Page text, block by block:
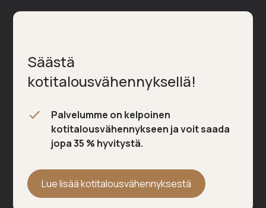
Säästä
kotitalousvähennyksellä!
Palvelumme on kelpoinen
kotitalousvähennykseen ja voit saada
jopa 35 % hyvitystä.
Lue lisää kotitalousvähennyksestä